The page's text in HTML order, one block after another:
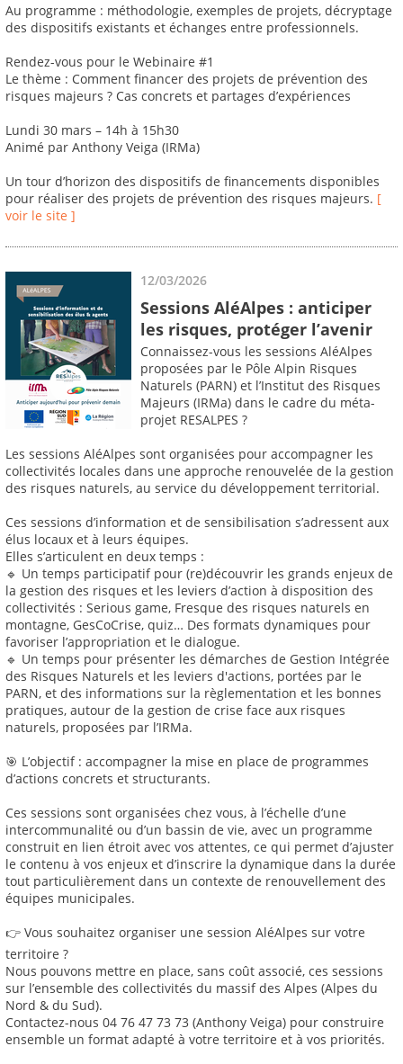
Au programme : méthodologie, exemples de projets, décryptage
des dispositifs existants et échanges entre professionnels.
Rendez-vous pour le Webinaire #1
Le thème : Comment financer des projets de prévention des
risques majeurs ? Cas concrets et partages d’expériences
Lundi 30 mars – 14h à 15h30
Animé par Anthony Veiga (IRMa)
Un tour d’horizon des dispositifs de financements disponibles
pour réaliser des projets de prévention des risques majeurs. [
voir le site ]
12/03/2026
Sessions AléAlpes : anticiper
les risques, protéger l’avenir
Connaissez-vous les sessions AléAlpes
proposées par le Pôle Alpin Risques
Naturels (PARN) et l’Institut des Risques
Majeurs (IRMa) dans le cadre du méta-
projet RESALPES ?
Les sessions AléAlpes sont organisées pour accompagner les
collectivités locales dans une approche renouvelée de la gestion
des risques naturels, au service du développement territorial.
Ces sessions d’information et de sensibilisation s’adressent aux
élus locaux et à leurs équipes.
Elles s’articulent en deux temps :
🔹 Un temps participatif pour (re)découvrir les grands enjeux de
la gestion des risques et les leviers d’action à disposition des
collectivités : Serious game, Fresque des risques naturels en
montagne, GesCoCrise, quiz… Des formats dynamiques pour
favoriser l’appropriation et le dialogue.
🔹 Un temps pour présenter les démarches de Gestion Intégrée
des Risques Naturels et les leviers d'actions, portées par le
PARN, et des informations sur la règlementation et les bonnes
pratiques, autour de la gestion de crise face aux risques
naturels, proposées par l’IRMa.
🎯 L’objectif : accompagner la mise en place de programmes
d’actions concrets et structurants.
Ces sessions sont organisées chez vous, à l’échelle d’une
intercommunalité ou d’un bassin de vie, avec un programme
construit en lien étroit avec vos attentes, ce qui permet d’ajuster
le contenu à vos enjeux et d’inscrire la dynamique dans la durée
tout particulièrement dans un contexte de renouvellement des
équipes municipales.
👉 Vous souhaitez organiser une session AléAlpes sur votre
territoire ?
Nous pouvons mettre en place, sans coût associé, ces sessions
sur l’ensemble des collectivités du massif des Alpes (Alpes du
Nord & du Sud).
Contactez-nous 04 76 47 73 73 (Anthony Veiga) pour construire
ensemble un format adapté à votre territoire et à vos priorités.